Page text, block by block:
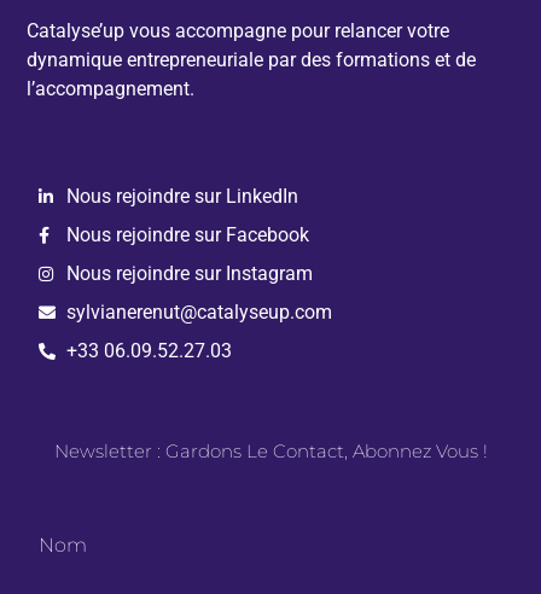
Catalyse’up vous accompagne pour relancer votre
dynamique entrepreneuriale par des formations et de
l’accompagnement.
Nous rejoindre sur LinkedIn
Nous rejoindre sur Facebook
Nous rejoindre sur Instagram
sylvianerenut@catalyseup.com
+33 06.09.52.27.03
Newsletter : Gardons Le Contact, Abonnez Vous !
Nom